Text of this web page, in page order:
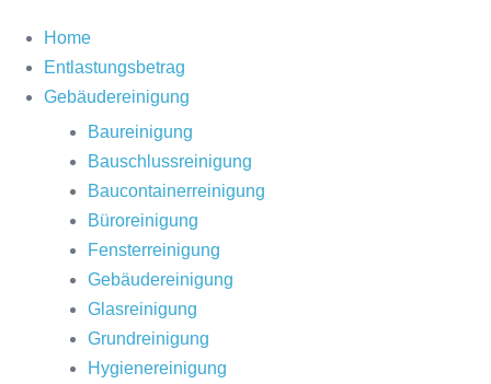
Home
Entlastungsbetrag
Gebäudereinigung
Baureinigung
Bauschlussreinigung
Baucontainerreinigung
Büroreinigung
Fensterreinigung
Gebäudereinigung
Glasreinigung
Grundreinigung
Hygienereinigung